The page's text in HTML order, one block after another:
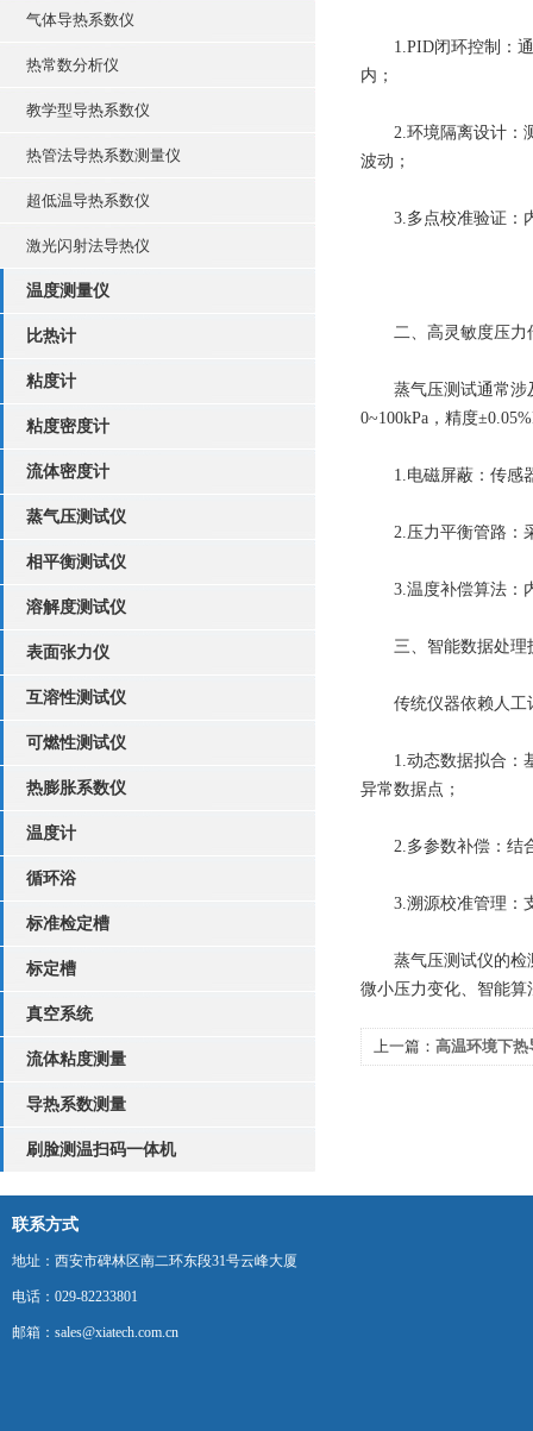
气体导热系数仪
热常数分析仪
教学型导热系数仪
热管法导热系数测量仪
超低温导热系数仪
激光闪射法导热仪
温度测量仪
比热计
粘度计
粘度密度计
流体密度计
蒸气压测试仪
相平衡测试仪
溶解度测试仪
表面张力仪
互溶性测试仪
可燃性测试仪
热膨胀系数仪
温度计
循环浴
标准检定槽
标定槽
真空系统
流体粘度测量
导热系数测量
刷脸测温扫码一体机
1.​PID闭环控制：通
内；
​2.环境隔离设计：测
波动；
​3.多点校准验证：内
二、高灵敏度压力
蒸气压测试通常涉及
0~100kPa，精度
​1.电磁屏蔽：传感器
​2.压力平衡管路：采
​3.温度补偿算法：内
三、智能数据处理
传统仪器依赖人工计
​1.动态数据拟合：基
异常数据点；
​2.多参数补偿：结合
3.​溯源校准管理：支
蒸气压测试仪的检测
微小压力变化、智能
上一篇： 高温环境下热
联系方式
地址：西安市碑林区南二环东段31号云峰大厦
电话：029-82233801
邮箱：sales@xiatech.com.cn